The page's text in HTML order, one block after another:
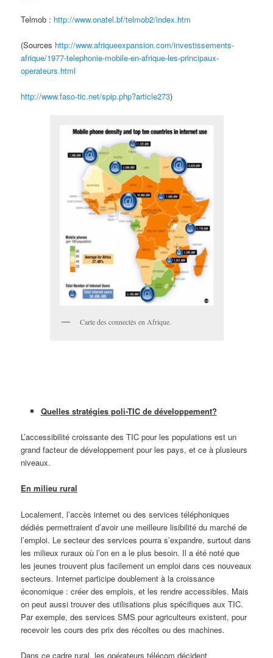
Telmob : http://www.onatel.bf/telmob2/index.htm
(Sources http://www.afriqueexpansion.com/investissements-
afrique/1977-telephonie-mobile-en-afrique-les-principaux-
operateurs.html
http://www.faso-tic.net/spip.php?article273)
Carte des connectés en Afrique.
Quelles stratégies poli-TIC de développement?
L’accessibilité croissante des TIC pour les populations est un
grand facteur de développement pour les pays, et ce à plusieurs
niveaux.
En milieu rural
Localement, l’accès internet ou des services téléphoniques
dédiés permettraient d’avoir une meilleure lisibilité du marché de
l’emploi. Le secteur des services pourra s’expandre, surtout dans
les milieux ruraux où l’on en a le plus besoin. Il a été noté que
les jeunes trouvent plus facilement un emploi dans ces nouveaux
secteurs. Internet participe doublement à la croissance
économique : créer des emplois, et les rendre accessibles. Mais
on peut aussi trouver des utilisations plus spécifiques aux TIC.
Par exemple, des services SMS pour agriculteurs existent, pour
recevoir les cours des prix des récoltes ou des machines.
Dans ce cadre rural, les opérateurs télécom décident